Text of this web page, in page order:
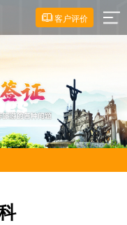
客户评价